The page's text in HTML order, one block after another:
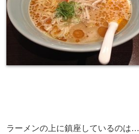
ラーメンの上に鎮座しているのは…